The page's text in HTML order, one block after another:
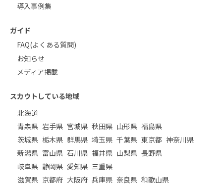
導入事例集
ガイド
FAQ(よくある質問)
お知らせ
メディア掲載
スカウトしている地域
北海道
青森県 岩手県 宮城県 秋田県 山形県 福島県
茨城県 栃木県 群馬県 埼玉県 千葉県 東京都 神奈川県
新潟県 富山県 石川県 福井県 山梨県 長野県
岐阜県 静岡県 愛知県 三重県
滋賀県 京都府 大阪府 兵庫県 奈良県 和歌山県